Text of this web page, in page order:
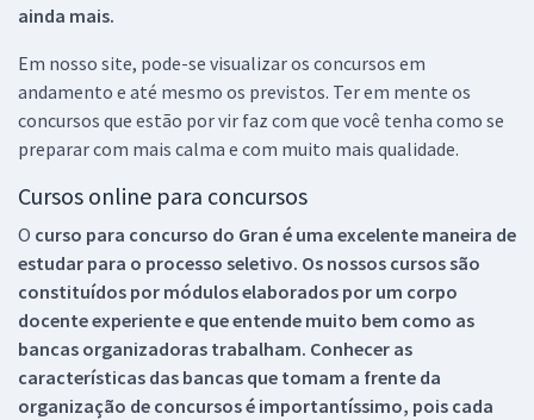
ainda mais.
Em nosso site, pode-se visualizar os concursos em
andamento e até mesmo os previstos. Ter em mente os
concursos que estão por vir faz com que você tenha como se
preparar com mais calma e com muito mais qualidade.
Cursos online para concursos
O curso para concurso do Gran é uma excelente maneira de
estudar para o processo seletivo. Os nossos cursos são
constituídos por módulos elaborados por um corpo
docente experiente e que entende muito bem como as
bancas organizadoras trabalham. Conhecer as
características das bancas que tomam a frente da
organização de concursos é importantíssimo, pois cada